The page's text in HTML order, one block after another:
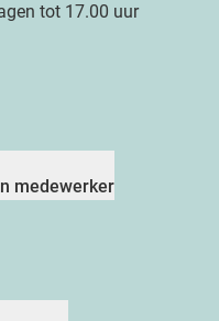
tot 17.00 uur
medewerker